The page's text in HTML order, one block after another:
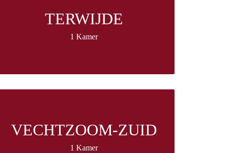
TERWIJDE
1 Kamer
VECHTZOOM-ZUID
1 Kamer